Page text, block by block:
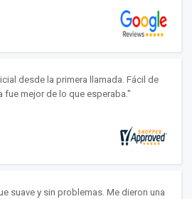
desde la primera llamada. Fácil de
fue mejor de lo que esperaba."
suave y sin problemas. Me dieron una